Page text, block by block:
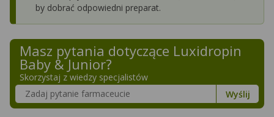
by dobrać odpowiedni preparat.
Masz pytania dotyczące Luxidropin
Baby & Junior?
Skorzystaj z wiedzy specjalistów
Szukaj w poradnikach o zdrowiu
Wyślij